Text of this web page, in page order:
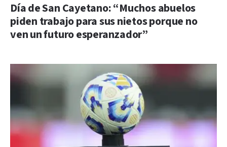
Día de San Cayetano: “Muchos abuelos
piden trabajo para sus nietos porque no
ven un futuro esperanzador”